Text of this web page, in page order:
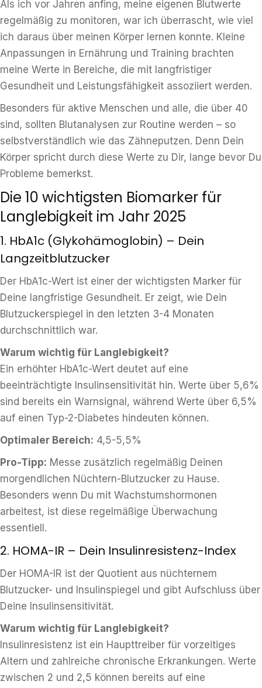
Als ich vor Jahren anfing, meine eigenen Blutwerte
regelmäßig zu monitoren, war ich überrascht, wie viel
ich daraus über meinen Körper lernen konnte. Kleine
Anpassungen in Ernährung und Training brachten
meine Werte in Bereiche, die mit langfristiger
Gesundheit und Leistungsfähigkeit assoziiert werden.
Besonders für aktive Menschen und alle, die über 40
sind, sollten Blutanalysen zur Routine werden – so
selbstverständlich wie das Zähneputzen. Denn Dein
Körper spricht durch diese Werte zu Dir, lange bevor Du
Probleme bemerkst.
Die 10 wichtigsten Biomarker für
Langlebigkeit im Jahr 2025
1. HbA1c (Glykohämoglobin) – Dein
Langzeitblutzucker
Der HbA1c-Wert ist einer der wichtigsten Marker für
Deine langfristige Gesundheit. Er zeigt, wie Dein
Blutzuckerspiegel in den letzten 3-4 Monaten
durchschnittlich war.
Warum wichtig für Langlebigkeit?
Ein erhöhter HbA1c-Wert deutet auf eine
beeinträchtigte Insulinsensitivität hin. Werte über 5,6%
sind bereits ein Warnsignal, während Werte über 6,5%
auf einen Typ-2-Diabetes hindeuten können.
Optimaler Bereich: 4,5-5,5%
Pro-Tipp: Messe zusätzlich regelmäßig Deinen
morgendlichen Nüchtern-Blutzucker zu Hause.
Besonders wenn Du mit Wachstumshormonen
arbeitest, ist diese regelmäßige Überwachung
essentiell.
2. HOMA-IR – Dein Insulinresistenz-Index
Der HOMA-IR ist der Quotient aus nüchternem
Blutzucker- und Insulinspiegel und gibt Aufschluss über
Deine Insulinsensitivität.
Warum wichtig für Langlebigkeit?
Insulinresistenz ist ein Haupttreiber für vorzeitiges
Altern und zahlreiche chronische Erkrankungen. Werte
zwischen 2 und 2,5 können bereits auf eine